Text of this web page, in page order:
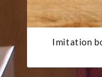
Imitation